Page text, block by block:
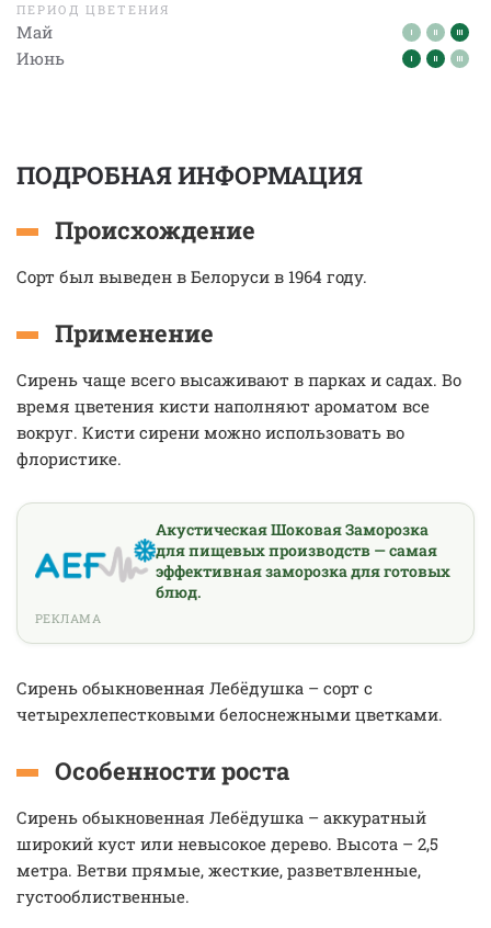
ПЕРИОД ЦВЕТЕНИЯ
Май
Июнь
ПОДРОБНАЯ ИНФОРМАЦИЯ
Происхождение
Сорт был выведен в Белоруси в 1964 году.
Применение
Сирень чаще всего высаживают в парках и садах. Во
время цветения кисти наполняют ароматом все
вокруг. Кисти сирени можно использовать во
флористике.
Акустическая Шоковая Заморозка
для пищевых производств — самая
эффективная заморозка для готовых
блюд.
РЕКЛАМА
Сирень обыкновенная Лебёдушка – сорт с
четырехлепестковыми белоснежными цветками.
Особенности роста
Сирень обыкновенная Лебёдушка – аккуратный
широкий куст или невысокое дерево. Высота – 2,5
метра. Ветви прямые, жесткие, разветвленные,
густооблиственные.